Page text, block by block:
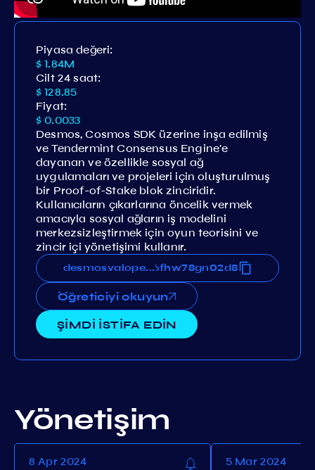
Piyasa değeri:
$ 1.84M
Cilt 24 saat:
$ 128.85
Fiyat:
$ 0.0033
Desmos, Cosmos SDK üzerine inşa edilmiş
ve Tendermint Consensus Engine'e
dayanan ve özellikle sosyal ağ
uygulamaları ve projeleri için oluşturulmuş
bir Proof-of-Stake blok zinciridir.
Kullanıcıların çıkarlarına öncelik vermek
amacıyla sosyal ağların iş modelini
merkezsizleştirmek için oyun teorisini ve
zincir içi yönetişimi kullanır.
...
Öğreticiyi okuyun
ŞİMDİ İSTİFA EDİN
Yönetişim
8 Apr 2024
5 Mar 2024